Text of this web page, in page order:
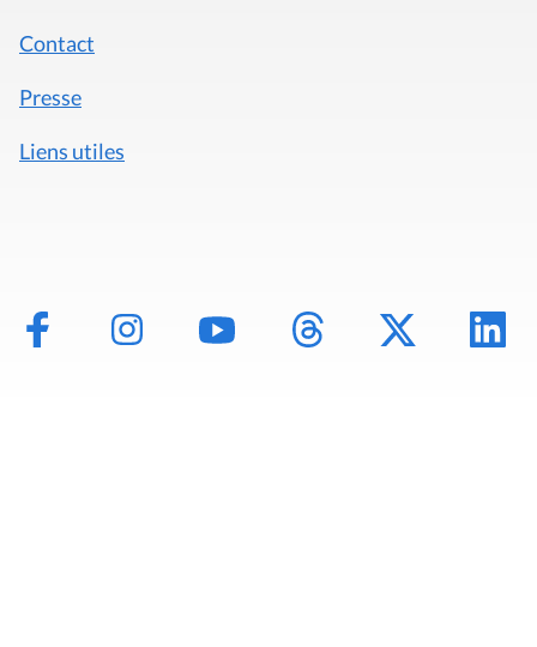
Contact
Presse
Liens utiles